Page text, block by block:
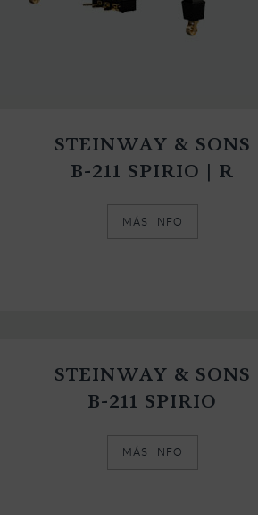
STEINWAY & SONS
B-211 SPIRIO | R
MÁS INFO
STEINWAY & SONS
B-211 SPIRIO
MÁS INFO